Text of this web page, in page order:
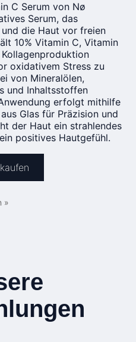
C Serum von Nø
Serum, das
die Haut vor freien
10% Vitamin C, Vitamin
oxidativem Stress zu
von Mineralölen,
und Inhaltsstoffen
erfolgt mithilfe
Glas für Präzision und
der Haut ein strahlendes
positives Hautgefühl.
»